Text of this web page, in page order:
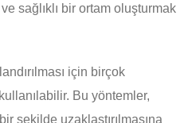
sağlıklı bir ortam oluşturmak
için birçok
Bu yöntemler,
şekilde uzaklaştırılmasına